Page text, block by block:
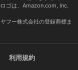
ゴは、Amazon.com, Inc.
フー株式会社の登録商標ま
利用規約